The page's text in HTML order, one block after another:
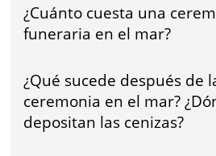
¿Cuánto cuesta una
funeraria en el mar?
¿Qué sucede después de
ceremonia en el mar?
depositan las cenizas?